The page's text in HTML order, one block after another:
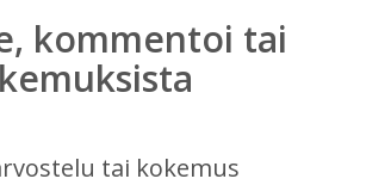
kommentoi tai
tai kokemus